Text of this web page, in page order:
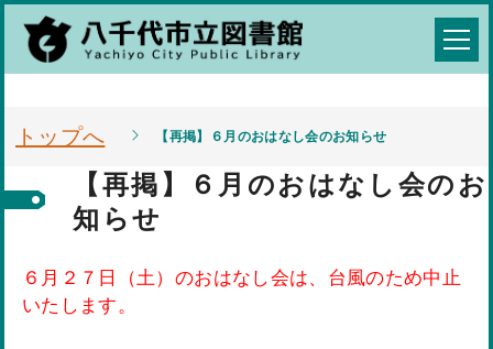
トップへ 【再掲】６月のおはなし会のお知らせ
【再掲】６月のおはなし会のお
知らせ
６月２７日（土）のおはなし会は、台風のため中止
いたします。